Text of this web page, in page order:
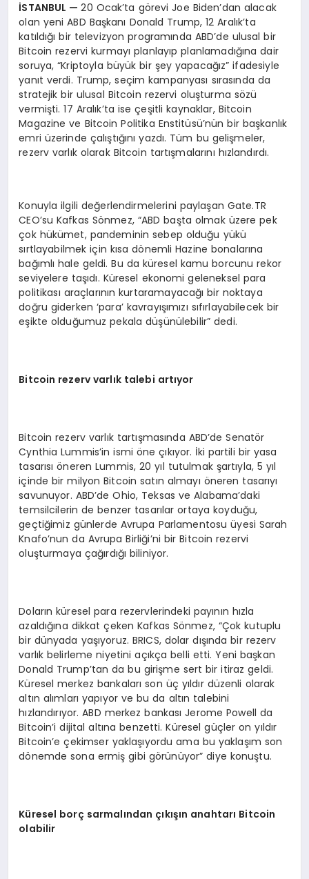
İSTANBUL —20 Ocak’ta görevi Joe Biden’dan alacak
olan yeni ABD Başkanı Donald Trump, 12 Aralık’ta
katıldığı bir televizyon programında ABD’de ulusal bir
Bitcoin rezervi kurmayı planlayıp planlamadığına dair
soruya, “Kriptoyla büyük bir şey yapacağız” ifadesiyle
yanıt verdi. Trump, seçim kampanyası sırasında da
stratejik bir ulusal Bitcoin rezervi oluşturma sözü
vermişti. 17 Aralık’ta ise çeşitli kaynaklar, Bitcoin
Magazine ve Bitcoin Politika Enstitüsü’nün bir başkanlık
emri üzerinde çalıştığını yazdı. Tüm bu gelişmeler,
rezerv varlık olarak Bitcoin tartışmalarını hızlandırdı.
Konuyla ilgili değerlendirmelerini paylaşan Gate.TR
CEO’su Kafkas Sönmez, “ABD başta olmak üzere pek
çok hükümet, pandeminin sebep olduğu yükü
sırtlayabilmek için kısa dönemli Hazine bonalarına
bağımlı hale geldi. Bu da küresel kamu borcunu rekor
seviyelere taşıdı. Küresel ekonomi geleneksel para
politikası araçlarının kurtaramayacağı bir noktaya
doğru giderken ‘para’ kavrayışımızı sıfırlayabilecek bir
eşikte olduğumuz pekala düşünülebilir” dedi.
Bitcoin rezerv varlık talebi artıyor
Bitcoin rezerv varlık tartışmasında ABD’de Senatör
Cynthia Lummis’in ismi öne çıkıyor. İki partili bir yasa
tasarısı öneren Lummis, 20 yıl tutulmak şartıyla, 5 yıl
içinde bir milyon Bitcoin satın almayı öneren tasarıyı
savunuyor. ABD’de Ohio, Teksas ve Alabama’daki
temsilcilerin de benzer tasarılar ortaya koyduğu,
geçtiğimiz günlerde Avrupa Parlamentosu üyesi Sarah
Knafo’nun da Avrupa Birliği’ni bir Bitcoin rezervi
oluşturmaya çağırdığı biliniyor.
Doların küresel para rezervlerindeki payının hızla
azaldığına dikkat çeken Kafkas Sönmez, “Çok kutuplu
bir dünyada yaşıyoruz. BRICS, dolar dışında bir rezerv
varlık belirleme niyetini açıkça belli etti. Yeni başkan
Donald Trump’tan da bu girişme sert bir itiraz geldi.
Küresel merkez bankaları son üç yıldır düzenli olarak
altın alımları yapıyor ve bu da altın talebini
hızlandırıyor. ABD merkez bankası Jerome Powell da
Bitcoin’i dijital altına benzetti. Küresel güçler on yıldır
Bitcoin’e çekimser yaklaşıyordu ama bu yaklaşım son
dönemde sona ermiş gibi görünüyor” diye konuştu.
Küresel borç sarmalından çıkışın anahtarı Bitcoin
olabilir